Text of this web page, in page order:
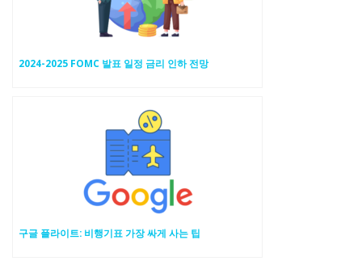
2024-2025 FOMC 발표 일정 금리 인하 전망
구글 플라이트: 비행기표 가장 싸게 사는 팁